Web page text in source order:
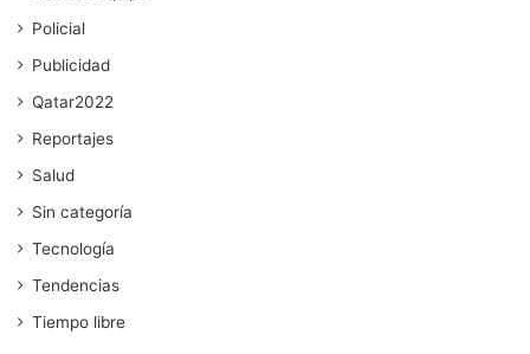
Policial
Publicidad
Qatar2022
Reportajes
Salud
Sin categoría
Tecnología
Tendencias
Tiempo libre